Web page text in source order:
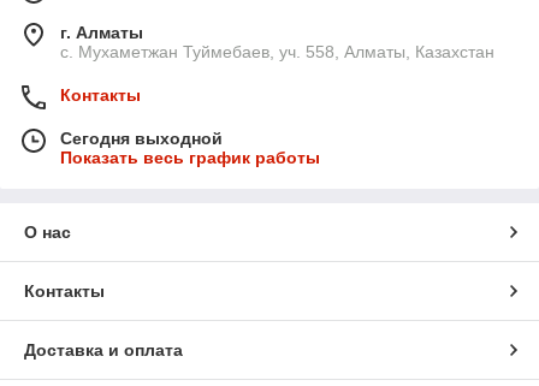
г. Алматы
с. Мухаметжан Туймебаев, уч. 558, Алматы, Казахстан
Контакты
Сегодня выходной
Показать весь график работы
О нас
Контакты
Доставка и оплата